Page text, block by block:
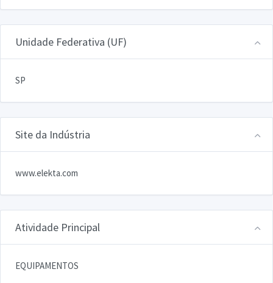
Unidade Federativa (UF)
SP
Site da Indústria
www.elekta.com
Atividade Principal
EQUIPAMENTOS